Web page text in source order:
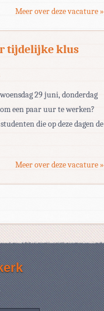
Meer over deze vacature »
tijdelijke klus
29 juni, donderdag
een paar uur te werken?
die op deze dagen de
Meer over deze vacature »